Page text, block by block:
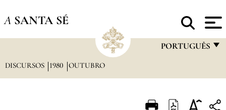
A SANTA SÉ
PORTUGUÊS
ITALIANO
DISCURSOS 1980 OUTUBRO